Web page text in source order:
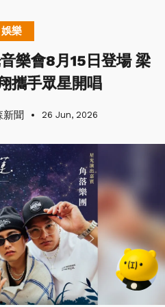
娛樂
樂會8月15日登場 梁
攜手眾星開唱
新聞 26 Jun, 2026